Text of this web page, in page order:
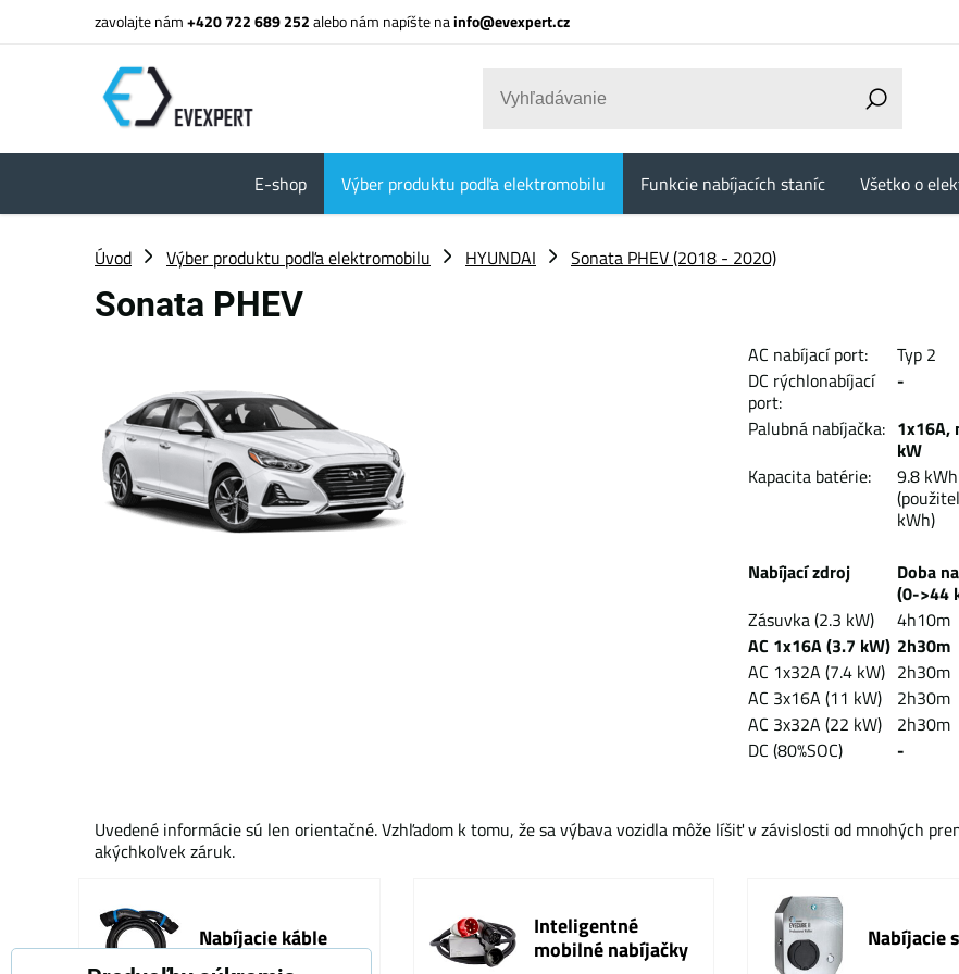
zavolajte nám+420 722 689 252alebo nám napíšte nainfo@evexpert.cz
E-shop Výber produktu podľa elektromobilu Funkcie nabíjacích staníc Všetko o
Úvod Výber produktu podľa elektromobilu HYUNDAI Sonata PHEV (2018 - 2020)
Sonata PHEV
AC nabíjací port:
Typ 2
DC rýchlonabíjací
port:
-
Palubná nabíjačka: 1x16A,
kW
Kapacita batérie:
9.8
kWh)
Nabíjací zdroj
Doba
(0->44
Zásuvka (2.3 kW)
4h10m
AC 1x16A (3.7 kW) 2h30m
AC 1x32A (7.4 kW) 2h30m
AC 3x16A (11 kW)
2h30m
AC 3x32A (22 kW)
2h30m
DC (80%SOC)
-
Uvedené informácie sú len orientačné. Vzhľadom k tomu, že sa výbava vozidla môže líšiť v závislosti od mnohých
akýchkoľvek záruk.
Nabíjacie káble
Inteligentné
mobilné nabíjačky
Nabíjacie